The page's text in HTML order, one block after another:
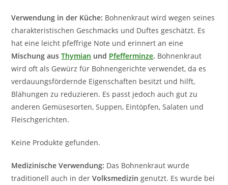
Verwendung in der Küche: Bohnenkraut wird wegen seines
charakteristischen Geschmacks und Duftes geschätzt. Es
hat eine leicht pfeffrige Note und erinnert an eine
Mischung ausThymian und Pfefferminze. Bohnenkraut
wird oft als Gewürz für Bohnengerichte verwendet, da es
verdauungsfördernde Eigenschaften besitzt und hilft,
Blähungen zu reduzieren. Es passt jedoch auch gut zu
anderen Gemüsesorten, Suppen, Eintöpfen, Salaten und
Fleischgerichten.
Keine Produkte gefunden.
Medizinische Verwendung: Das Bohnenkraut wurde
traditionell auch in der Volksmedizin genutzt. Es wurde bei